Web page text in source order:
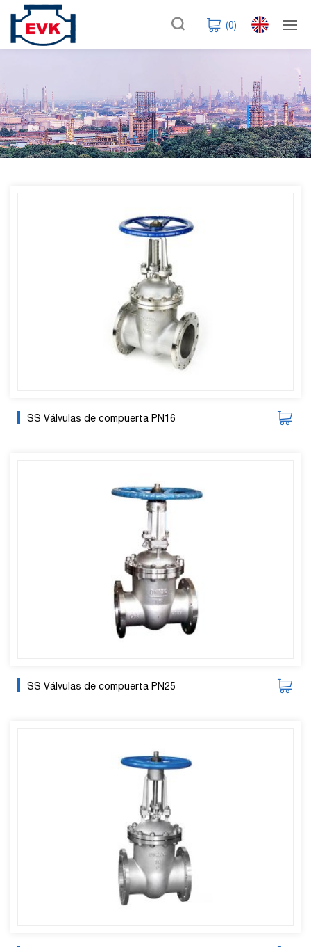
(0)
SS Válvulas de compuerta PN16
SS Válvulas de compuerta PN25